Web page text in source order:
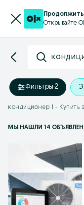
Открывайте
Фильтры·2
МЫ НАШЛИ 14